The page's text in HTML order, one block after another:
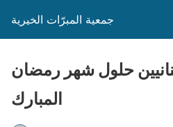
جمعية المبرّات الخيرية
حلول شهر رمضان
المبارك